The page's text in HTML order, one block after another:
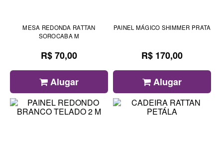
MESA REDONDA RATTAN
SOROCABA M
R$ 70,00
Alugar
PAINEL MÁGICO SHIMMER PRATA
R$ 170,00
Alugar